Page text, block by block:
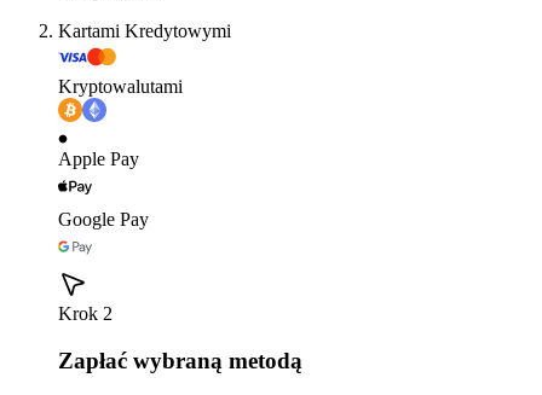
Kartami Kredytowymi
Kryptowalutami
Apple Pay
Google Pay
Krok 2
Zapłać wybraną metodą